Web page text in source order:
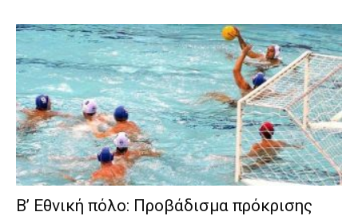
Β’ Εθνική πόλο: Προβάδισμα πρόκρισης